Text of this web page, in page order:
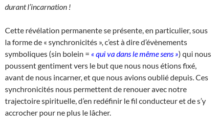
durant l’incarnation !
Cette révélation permanente se présente, en particulier, sous
la forme de « synchronicités », c’est à dire d’évènements
symboliques (sin bolein = « qui va dans le même sens ») qui nous
poussent gentiment vers le but que nous nous étions fixé,
avant de nous incarner, et que nous avions oublié depuis. Ces
synchronicités nous permettent de renouer avec notre
trajectoire spirituelle, d’en redéfinir le fil conducteur et de s’y
accrocher pour ne plus le lâcher.